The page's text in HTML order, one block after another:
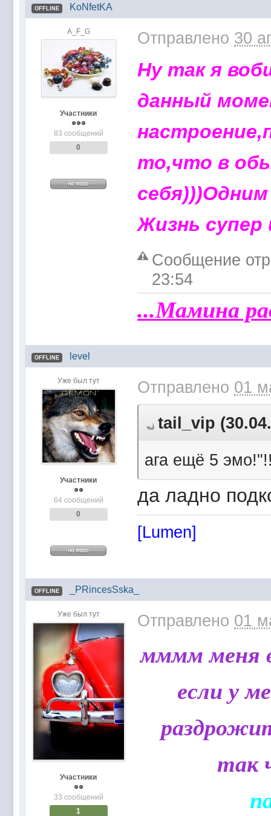
OFFLINE KoNfetKA
A_F_G
Участники
83 сообщений
0
Отправлено 30
Ну так я
данный
то,что в
Жизнь супер
Сообщение
23:54
...Мамина
OFFLINE level
Уже был тут
Участники
64 сообщений
0
Отправлено 01
tail_vip
ага ещё 5
да ладно
[Lumen]
OFFLINE _PRincesSska_
Уже был тут
Участники
33 сообщений
1
Отправлено 01
мммм меня
если у
так